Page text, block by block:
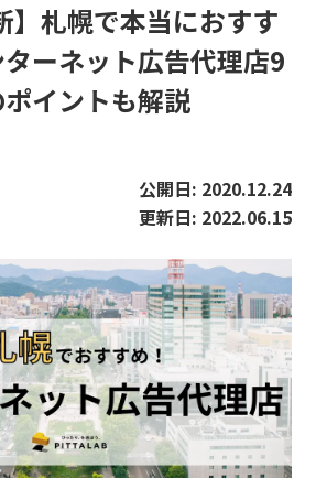
】札幌で本当におすす
ーネット広告代理店9
イントも解説
公開日: 2020.12.24
更新日: 2022.06.15